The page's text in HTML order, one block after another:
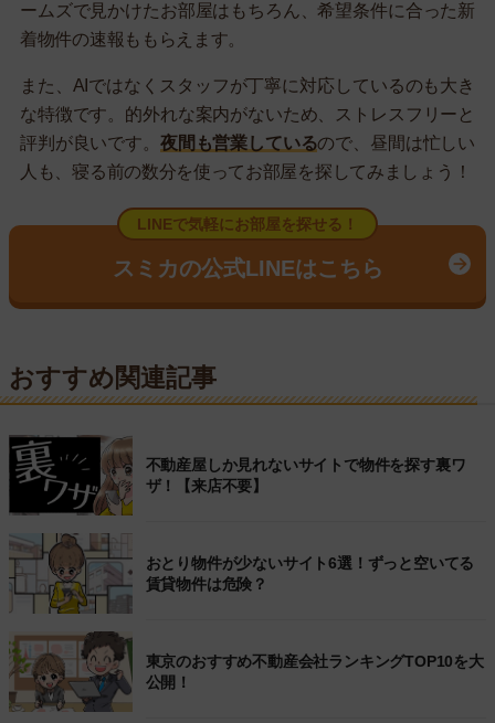
ームズで見かけたお部屋はもちろん、希望条件に合った新
着物件の速報ももらえます。
また、AIではなくスタッフが丁寧に対応しているのも大き
な特徴です。的外れな案内がないため、ストレスフリーと
評判が良いです。 夜間も営業しているので、昼間は忙しい
人も、寝る前の数分を使ってお部屋を探してみましょう！
LINEで気軽にお部屋を探せる！
スミカの公式LINEはこちら
おすすめ関連記事
不動産屋しか見れないサイトで物件を探す裏ワ
ザ！【来店不要】
おとり物件が少ないサイト6選！ずっと空いてる
賃貸物件は危険？
東京のおすすめ不動産会社ランキングTOP10を大
公開！